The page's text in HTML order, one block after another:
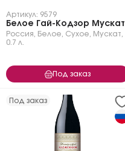
Артикул: 9579
Белое Гай-Кодзор Мускат
Россия Белое Сухое Мускат
0.7 л.
Под заказ
Под заказ